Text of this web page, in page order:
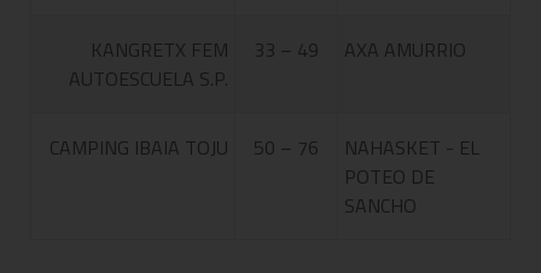
KANGRETX FEM
AUTOESCUELA S.P.
33 – 49 AXA AMURRIO
CAMPING IBAIA TOJU 50 – 76
NAHASKET - EL
POTEO DE
SANCHO